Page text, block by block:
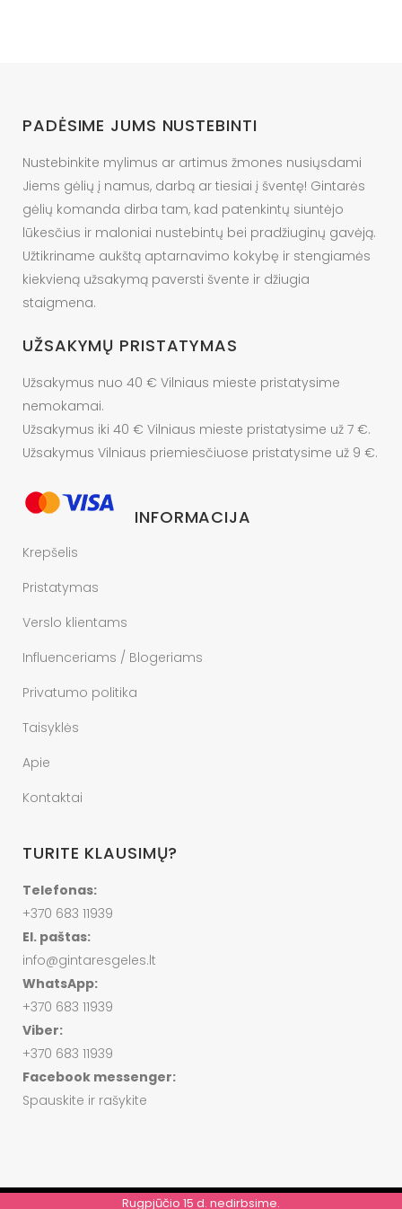
PADĖSIME JUMS NUSTEBINTI
Nustebinkite mylimus ar artimus žmones nusiųsdami
Jiems gėlių į namus, darbą ar tiesiai į šventę! Gintarės
gėlių komanda dirba tam, kad patenkintų siuntėjo
lūkesčius ir maloniai nustebintų bei pradžiuginų gavėją.
Užtikriname aukštą aptarnavimo kokybę ir stengiamės
kiekvieną užsakymą paversti švente ir džiugia
staigmena.
UŽSAKYMŲ PRISTATYMAS
Užsakymus nuo 40 € Vilniaus mieste pristatysime
nemokamai.
Užsakymus iki 40 € Vilniaus mieste pristatysime už 7 €.
Užsakymus Vilniaus priemiesčiuose pristatysime už 9 €.
INFORMACIJA
Krepšelis
Pristatymas
Verslo klientams
Influenceriams / Blogeriams
Privatumo politika
Taisyklės
Apie
Kontaktai
TURITE KLAUSIMŲ?
Telefonas:
+370 683 11939
El. paštas:
info@gintaresgeles.lt
WhatsApp:
+370 683 11939
Viber:
+370 683 11939
Facebook messenger:
Spauskite ir rašykite
© VISOS TEISĖS SAUGOMOS
Rugpjūčio 15 d. nedirbsime.